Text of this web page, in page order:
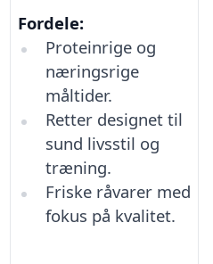
Fordele:
Proteinrige og
næringsrige
måltider.
Retter designet til
sund livsstil og
træning.
Friske råvarer med
fokus på kvalitet.